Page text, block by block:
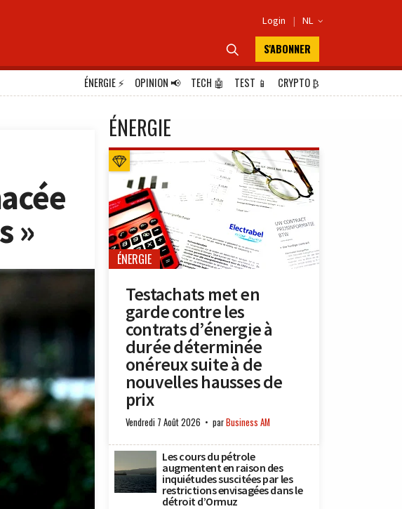
Login | NL 
 S'ABONNER
ÉNERGIE⚡ OPINION📢 TECH 🤖 TEST 📱 CRYPTO₿
»
ÉNERGIE
ÉNERGIE
Testachats met en
garde contre les
contrats d’énergie à
durée déterminée
onéreux suite à de
nouvelles hausses de
prix
Vendredi 7 Août 2026 parBusiness AM
Les cours du pétrole
augmentent en raison des
inquiétudes suscitées par les
restrictions envisagées dans le
détroit d’Ormuz